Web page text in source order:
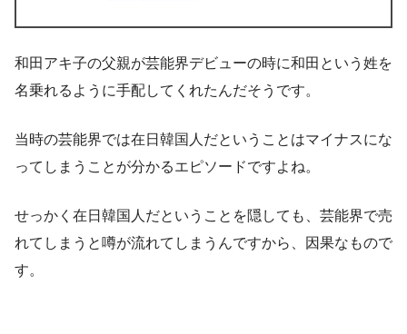
和田アキ子の父親が芸能界デビューの時に和田という姓を
名乗れるように手配してくれたんだそうです。
当時の芸能界では在日韓国人だということはマイナスにな
ってしまうことが分かるエピソードですよね。
せっかく在日韓国人だということを隠しても、芸能界で売
れてしまうと噂が流れてしまうんですから、因果なもので
す。